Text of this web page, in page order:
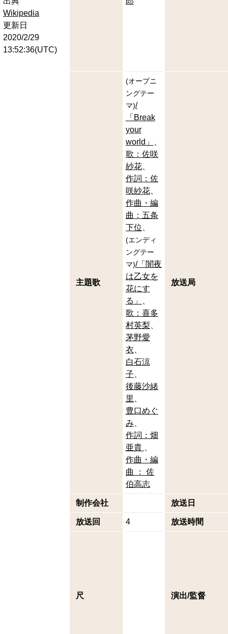
Wikipedia
更新日
2020/2/29
13:52:36(UTC)
主題歌
(オープニ
ングテー
マ)/
「Break
your
world」
歌：佐咲
紗花
作詞：佐
咲紗花
作曲・編
曲：五条
下位
(エンディ
ングテー
マ)/「闇夜
は乙女を
花にす
る」
歌：喜多
村英梨
茅野愛
衣
白石涼
子
後藤沙緒
里
豊口めぐ
み
作詞：畑
亜貴
作曲・編
曲 ： 佐
伯高志
放送局
制作会社 放送日
放送回 4 放送時間
尺 演出/監督